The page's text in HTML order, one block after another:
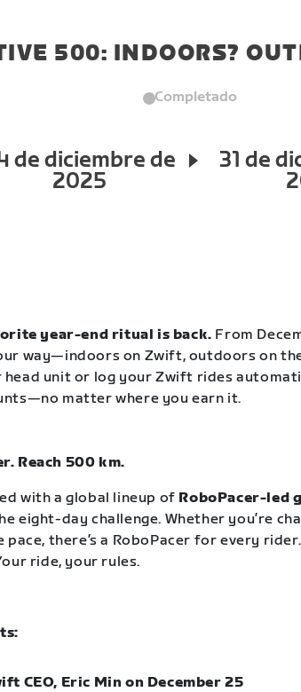
500: INDOORS?
Completado
de diciembre de
2025
31 de
year-end ritual is back. From
way—indoors on Zwift, outdoors on
head unit or log your Zwift rides
matter where you earn it.
Reach 500 km.
with a global lineup of RoboPacer-led
eight-day challenge. Whether you’re
pace, there’s a RoboPacer for every
ride, your rules.
CEO, Eric Min on December 25